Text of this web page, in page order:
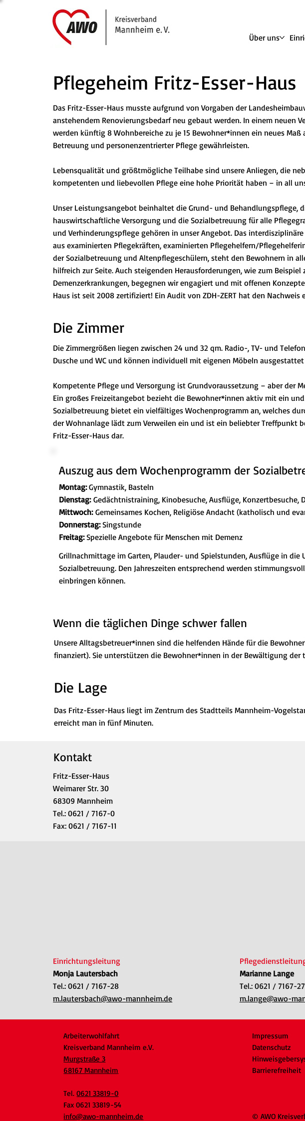
Über uns
Pflegeheim Fritz-Esser-Haus
Das Fritz-Esser-Haus musste aufgrund von Vorgaben der
anstehendem Renovierungsbedarf neu gebaut werden. In einem neuen
werden künftig 8 Wohnbereiche zu je 15 Bewohner*innen ein neues Maß
Betreuung und personenzentrierter Pflege gewährleisten.
Lebensqualität und größtmögliche Teilhabe sind unsere Anliegen, die
kompetenten und liebevollen Pflege eine hohe Priorität haben – in all
Unser Leistungsangebot beinhaltet die Grund- und Behandlungspflege,
hauswirtschaftliche Versorgung und die Sozialbetreuung für alle
und Verhinderungspflege gehören in unser Angebot. Das interdisziplinäre
aus examinierten Pflegekräften, examinierten Pflegehelfern/
der Sozialbetreuung und Altenpflegeschülern, steht den Bewohnern in
hilfreich zur Seite. Auch steigenden Herausforderungen, wie zum Beispiel
Demenzerkrankungen, begegnen wir engagiert und mit offenen
Haus ist seit 2008 zertifiziert! Ein Audit von ZDH-ZERT hat den Nachweis
Die Zimmer
Die Zimmergrößen liegen zwischen 24 und 32 qm. Radio-, TV- und
Dusche und WC und können individuell mit eigenen Möbeln
Kompetente Pflege und Versorgung ist Grundvoraussetzung – aber der
Ein großes Freizeitangebot bezieht die Bewohner*innen aktiv mit ein
Sozialbetreuung bietet ein vielfältiges Wochenprogramm an, welches
der Wohnanlage lädt zum Verweilen ein und ist ein beliebter Treffpunkt
Fritz-Esser-Haus dar.
Auszug aus dem Wochenprogramm der
Montag:Gymnastik, Basteln
Dienstag:Gedächtnistraining, Kinobesuche, Ausflüge, Konzertbesuche,
Mittwoch:Gemeinsames Kochen, Religiöse Andacht (katholisch und
Donnerstag:Singstunde
Freitag:Spezielle Angebote für Menschen mit Demenz
Grillnachmittage im Garten, Plauder- und Spielstunden, Ausflüge in
Sozialbetreuung. Den Jahreszeiten entsprechend werden
einbringen können.
Wenn die täglichen Dinge schwer fallen
Unsere Alltagsbetreuer*innen sind die helfenden Hände für die
finanziert). Sie unterstützen die Bewohner*innen in der Bewältigung
Die Lage
Das Fritz-Esser-Haus liegt im Zentrum des Stadtteils Mannheim-
erreicht man in fünf Minuten.
Kontakt
Fritz-Esser-Haus
Weimarer Str. 30
68309 Mannheim
Tel.: 0621 / 7167-0
Fax: 0621 / 7167-11
Einrichtungsleitung
Monja Lautersbach
Tel.: 0621 / 7167-28
m.lautersbach@awo-mannheim.de
Marianne Lange
Tel.: 0621 / 7167-27
m.lange@awo-
Arbeiterwohlfahrt
Kreisverband Mannheim e.V.
Murgstraße 3
68167 Mannheim
Tel.0621 33819-0
Fax 0621 33819-54
info@awo-mannheim.de
Impressum
Datenschutz
Barrierefreiheit
© AWO